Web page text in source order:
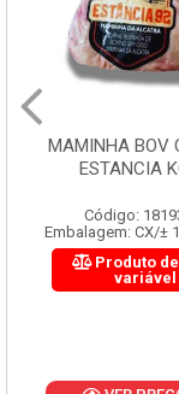
MAMINHA BOV
ESTANCIA
Código:
Embalagem: CX/±
Produto
variável